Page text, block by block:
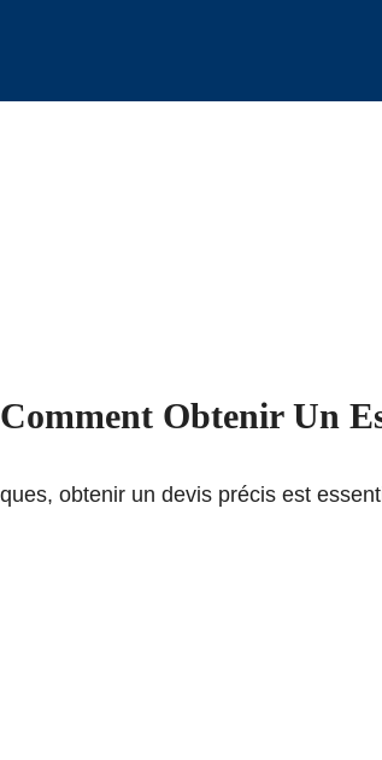
Obtenir Un
obtenir un devis précis est